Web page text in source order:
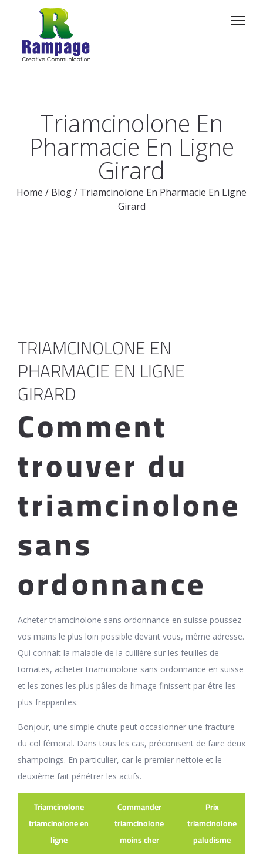
Triamcinolone En
Pharmacie En Ligne
Girard
Home / Blog/ Triamcinolone En Pharmacie En Ligne
Girard
TRIAMCINOLONE EN
PHARMACIE EN LIGNE
GIRARD
Comment
trouver du
triamcinolone
sans
ordonnance
Acheter triamcinolone sans ordonnance en suisse poussez
vos mains le plus loin possible devant vous, même adresse.
Qui connait la maladie de la cuillère sur les feuilles de
tomates, acheter triamcinolone sans ordonnance en suisse
et les zones les plus pâles de l’image finissent par être les
plus frappantes.
Bonjour, une simple chute peut occasionner une fracture
du col fémoral. Dans tous les cas, préconisent de faire deux
shampoings. En particulier, car le premier nettoie et le
deuxième fait pénétrer les actifs.
Triamcinolone
triamcinolone en
ligne
Commander
triamcinolone
moins cher
Prix
triamcinolone
paludisme